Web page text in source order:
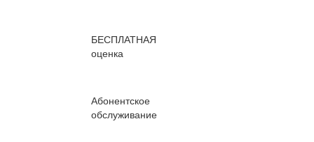
БЕСПЛАТНАЯ
оценка
Абонентское
обслуживание